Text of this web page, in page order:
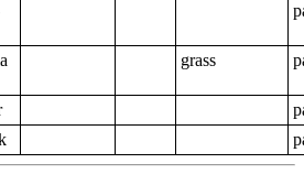
grass